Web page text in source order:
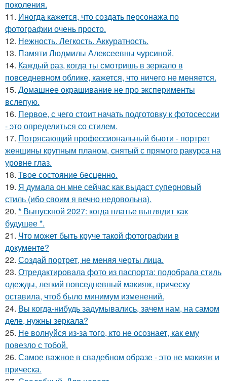
поколения.
11. Иногда кажется, что создать персонажа по
фотографии очень просто.
12. Нежность. Легкость. Аккуратность.
13. Памяти Людмилы Алексеевны чурсиной.
14. Каждый раз, когда ты смотришь в зеркало в
повседневном облике, кажется, что ничего не меняется.
15. Домашнее окрашивание не про эксперименты
вслепую.
16. Первое, с чего стоит начать подготовку к фотосессии
- это определиться со стилем.
17. Потрясающий профессиональный бьюти - портрет
женщины крупным планом, снятый с прямого ракурса на
уровне глаз.
18. Твое состояние бесценно.
19. Я думала он мне сейчас как выдаст суперновый
стиль (ибо своим я вечно недовольна).
20. * Выпускной 2027: когда платье выглядит как
будущее *.
21. Что может быть круче такой фотографии в
документе?
22. Создай портрет, не меняя черты лица.
23. Отредактировала фото из паспорта: подобрала стиль
одежды, легкий повседневный макияж, прическу
оставила, чтоб было минимум изменений.
24. Вы когда-нибудь задумывались, зачем нам, на самом
деле, нужны зеркала?
25. Не волнуйся из-за того, кто не осознает, как ему
повезло с тобой.
26. Самое важное в свадебном образе - это не макияж и
прическа.